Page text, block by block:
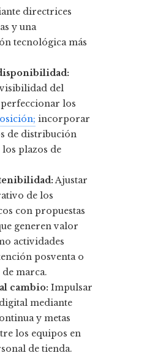
directrices
y una
tecnológica más
del
los
incorporar
de distribución
plazos de
Ajustar
de los
con propuestas
generen valor
actividades
posventa o
marca.
cambio: Impulsar
mediante
y metas
los equipos en
de tienda.